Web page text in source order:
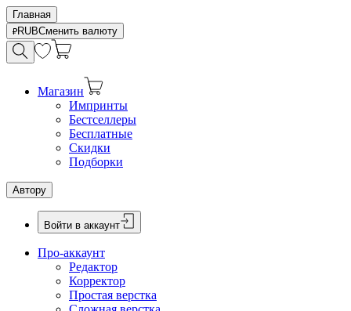
Главная
RUBСменить валюту
Магазин
Импринты
Бестселлеры
Бесплатные
Скидки
Подборки
Автору
Войти в аккаунт
Про-аккаунт
Редактор
Корректор
Простая верстка